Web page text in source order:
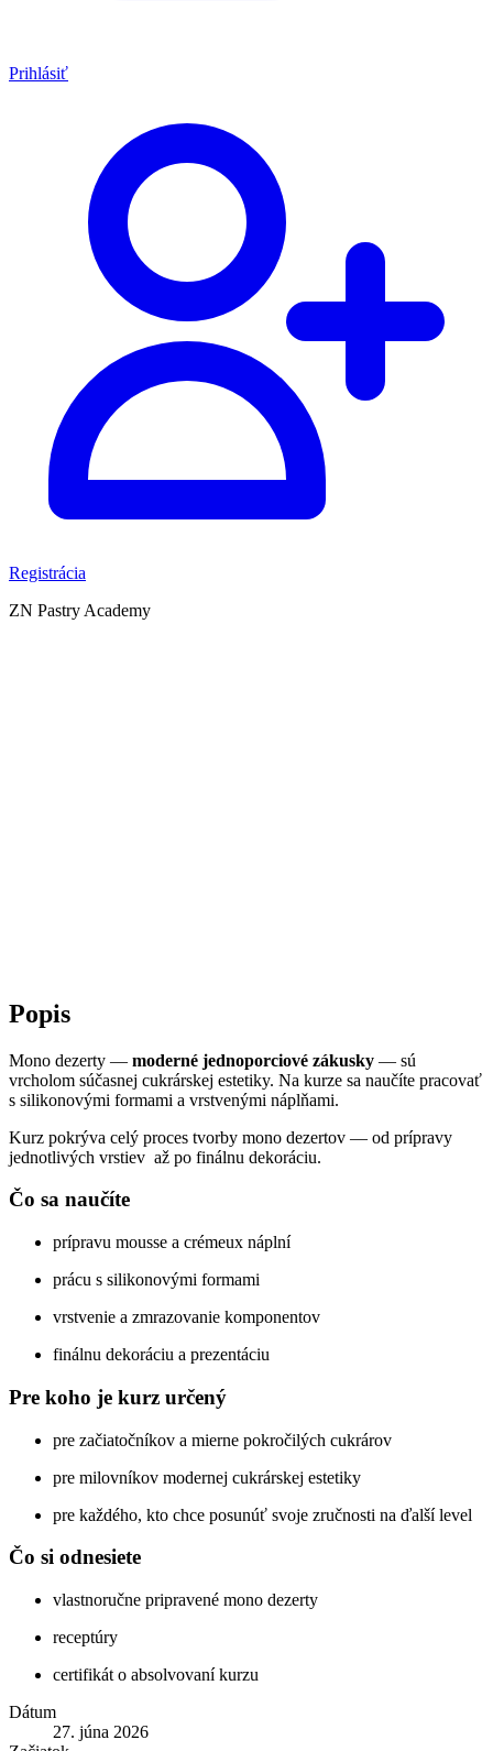
Prihlásiť
Registrácia
ZN Pastry Academy
Popis
Mono dezerty — moderné jednoporciové zákusky — sú
vrcholom súčasnej cukrárskej estetiky. Na kurze sa naučíte pracovať
s silikonovými formami a vrstvenými náplňami.
Kurz pokrýva celý proces tvorby mono dezertov — od prípravy
jednotlivých vrstiev až po finálnu dekoráciu.
Čo sa naučíte
prípravu mousse a crémeux náplní
prácu s silikonovými formami
vrstvenie a zmrazovanie komponentov
finálnu dekoráciu a prezentáciu
Pre koho je kurz určený
pre začiatočníkov a mierne pokročilých cukrárov
pre milovníkov modernej cukrárskej estetiky
pre každého, kto chce posunúť svoje zručnosti na ďalší level
Čo si odnesiete
vlastnoručne pripravené mono dezerty
receptúry
certifikát o absolvovaní kurzu
Dátum
27. júna 2026